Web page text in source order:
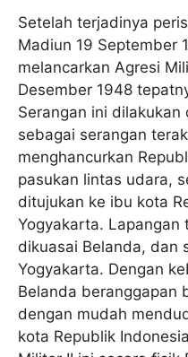
Setelah terjadinya
Madiun 19 September
melancarkan Agresi
Desember 1948
Serangan ini dilakukan
sebagai serangan
menghancurkan
pasukan lintas udara,
ditujukan ke ibu kota
Yogyakarta.
dikuasai Belanda, dan
Yogyakarta. Dengan
Belanda beranggapan
dengan mudah
kota Republik